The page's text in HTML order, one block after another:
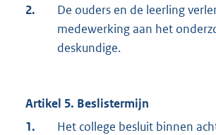
2.
De ouders en de leerling
medewerking aan het
deskundige.
Artikel 5. Beslistermijn
1.
Het college besluit binnen